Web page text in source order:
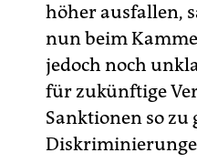
höher ausfallen,
nun beim
jedoch noch
für zukünftige
Sanktionen so zu